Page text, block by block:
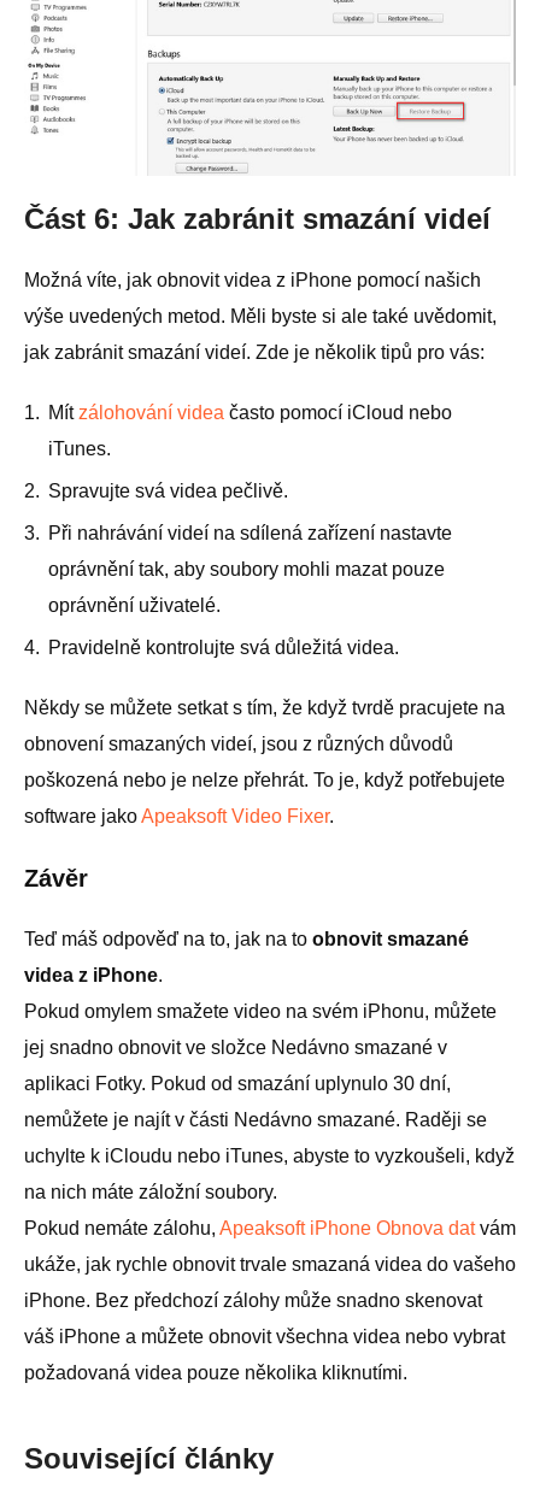
Část 6: Jak zabránit smazání videí
Možná víte, jak obnovit videa z iPhone pomocí našich
výše uvedených metod. Měli byste si ale také uvědomit,
jak zabránit smazání videí. Zde je několik tipů pro vás:
1. Mít zálohování videa často pomocí iCloud nebo
iTunes.
2. Spravujte svá videa pečlivě.
3. Při nahrávání videí na sdílená zařízení nastavte
oprávnění tak, aby soubory mohli mazat pouze
oprávnění uživatelé.
4. Pravidelně kontrolujte svá důležitá videa.
Někdy se můžete setkat s tím, že když tvrdě pracujete na
obnovení smazaných videí, jsou z různých důvodů
poškozená nebo je nelze přehrát. To je, když potřebujete
software jakoApeaksoft Video Fixer.
Závěr
Teď máš odpověď na to, jak na to obnovit smazané
videa z iPhone.
Pokud omylem smažete video na svém iPhonu, můžete
jej snadno obnovit ve složce Nedávno smazané v
aplikaci Fotky. Pokud od smazání uplynulo 30 dní,
nemůžete je najít v části Nedávno smazané. Raději se
uchylte k iCloudu nebo iTunes, abyste to vyzkoušeli, když
na nich máte záložní soubory.
Pokud nemáte zálohu, Apeaksoft iPhone Obnova datvám
ukáže, jak rychle obnovit trvale smazaná videa do vašeho
iPhone. Bez předchozí zálohy může snadno skenovat
váš iPhone a můžete obnovit všechna videa nebo vybrat
požadovaná videa pouze několika kliknutími.
Související články